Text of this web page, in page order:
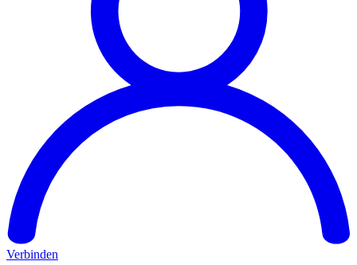
Verbinden